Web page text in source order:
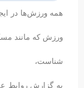
همه ورزش‌ها در
ورزش که مانند
شناست،
به گزارش روابط